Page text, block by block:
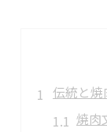
伝統と
焼肉